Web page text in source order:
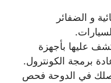
و الضفائر
عليها بأجهزة
برمجة الكونترول.
في الدوحة فحص